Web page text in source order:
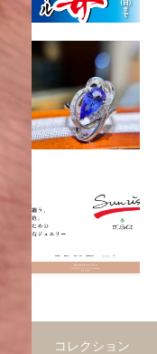
コレクション